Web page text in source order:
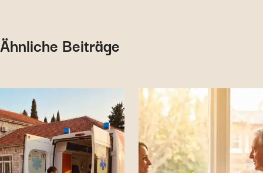
Ähnliche Beiträge